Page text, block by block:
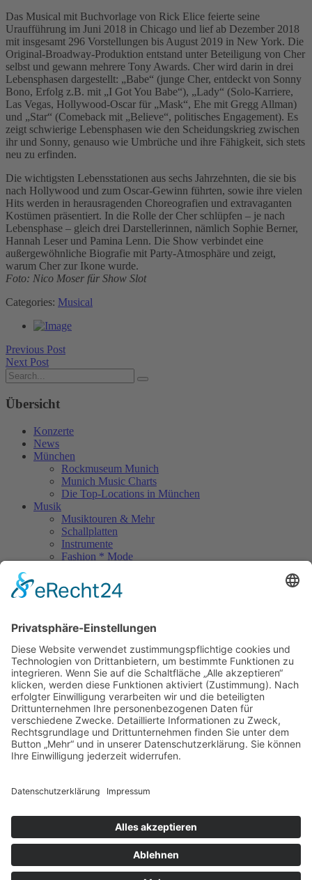
Das Musical mit Buchvorlage von Rick Elice feierte seine
Uraufführung im Juni 2018 in Chicago und lief ab Dezember 2018
mit insgesamt 296 Vorstellungen bis August 2019 in New York. Die
Original-Broadway-Produktion entstand unter Beteiligung von Cher
selbst und gewann mehrere Tony Awards. Cher wird darin in drei
Lebensphasen dargestellt: „Babe“ (junge Cher, entdeckt von Sonny
Bono, Erfolg z.B. mit „I Got You Babe“), „Lady“ (Solo-Karriere,
Las Vegas, Hollywood-Oscar für „Mask“, Ehe mit Gregg Allman)
und „Star“ (Comeback mit „Believe“, politisches Engagement). Es
zeigt schwierige Lebensphasen wie den Scheidungskrieg zwischen
ihr und Sonny, genauso wie Umbrüche und ihre Fähigkeit, sich stets
neu zu erfinden.
Die wichtigsten Lebensstationen aus sechs Jahrzehnten, die sie bis
nach Hollywood und zum Oscar-Gewinn führten, sowie ihre vielen
Hits werden in herausragenden Choreografien und extravaganten
Kostümen präsentiert. In die Rolle der Cher schlüpfen – je nach
Lebensphase – gleich drei Darstellerinnen, nämlich Sophie Berner,
Hannah Leser und Pamina Lenn. Die Show verbindet eine
außergewöhnliche Biografie mit Party-Atmosphäre und zeigt,
warum Cher zur Ikone wurde.
Foto: Nico Moser für Show Slot
Categories: Musical
Previous Post
Next Post
Übersicht
Konzerte
News
München
Rockmuseum Munich
Munich Music Charts
Die Top-Locations in München
Musik
Musiktouren & Mehr
Schallplatten
Instrumente
Fashion * Mode
Rock Memories II
Stones Day München
Unerhört
The Lost 80s Tapes
Über uns
Kontakt
Neueste Beiträge
Bewerbt euch für „Hard Rock Rising“!
Act des Monats: MondWild
Münchner Open Air Sommer: Konzerte in der Residenz
Kulturfestival Gräfelfing – 4 Tage Musik & Gemeinschaft
News
Kontakt